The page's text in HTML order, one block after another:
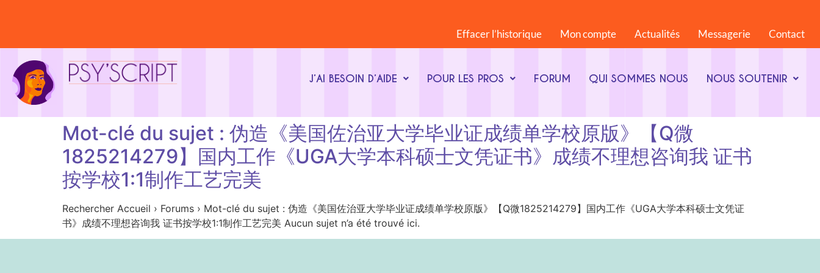
Effacer l’historique Mon compte Actualités Messagerie Contact
J’AI BESOIN D’AIDE POUR LES PROS FORUM QUI SOMMES NOUS NOUS SOUTENIR
Mot-clé du sujet : 伪造《美国佐治亚大学毕业证成绩单学校原版》【Q微
1825214279】国内工作《UGA大学本科硕士文凭证书》成绩不理想咨询我 证书
按学校1:1制作工艺完美
Rechercher Accueil › Forums › Mot-clé du sujet : 伪造《美国佐治亚大学毕业证成绩单学校原版》【Q微1825214279】国内工作《UGA大学本科硕士文凭证
书》成绩不理想咨询我 证书按学校1:1制作工艺完美 Aucun sujet n’a été trouvé ici.